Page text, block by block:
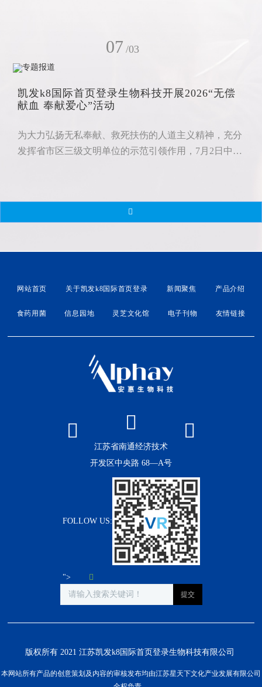
养，为下一阶段全国市场的稳步突破积蓄核心动能。 开
训仪式上，凯发k8国际首页登录生物科技总经理助理、
核心学什么、高效怎么学、学完如何
07 /03
凯发k8国际首页登录生物科技开展2026“无偿
献血 奉献爱心”活动
为大力弘扬无私奉献、救死扶伤的人道主义精神，充分
发挥省市区三级文明单位的示范引领作用，7月2日中
心大厅有序开展，现场布置规整、流程清晰。南通市中
网站首页 关于凯发k8国际首页登录 新闻聚焦 产品介绍
食药用菌 信息园地 灵芝文化馆 电子刊物 友情链接
江苏省南通经济技术
开发区中央路 68—A号
FOLLOW US:
">
版权所有 2021 江苏凯发k8国际首页登录生物科技有限公司
本网站所有产品的创意策划及内容的审核发布均由江苏星天下文化产业发展有限公司